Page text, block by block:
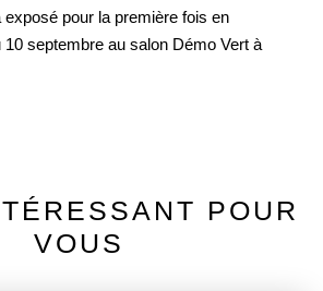
pour la première fois en
10 septembre au salon Démo Vert à
POUR
VOUS